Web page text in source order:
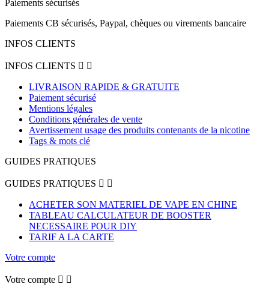
Paiements sécurisés
Paiements CB sécurisés, Paypal, chèques ou virements bancaire
INFOS CLIENTS
INFOS CLIENTS  
LIVRAISON RAPIDE & GRATUITE
Paiement sécurisé
Mentions légales
Conditions générales de vente
Avertissement usage des produits contenants de la nicotine
Tags & mots clé
GUIDES PRATIQUES
GUIDES PRATIQUES  
ACHETER SON MATERIEL DE VAPE EN CHINE
TABLEAU CALCULATEUR DE BOOSTER
NECESSAIRE POUR DIY
TARIF A LA CARTE
Votre compte
Votre compte  